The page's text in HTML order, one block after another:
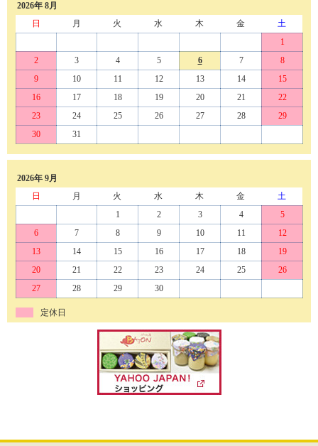
2026年 8月
日
月 火 水 木 金
土
1
2
3 4 5 6 7
8
9
10 11 12 13 14
15
16
17 18 19 20 21
22
23
24 25 26 27 28
29
30
31
2026年 9月
日
月 火 水 木 金
土
1
2 3 4
5
6
7 8 9 10 11
12
13
14 15 16 17 18
19
20
21 22 23 24 25
26
27
28 29 30
定休日